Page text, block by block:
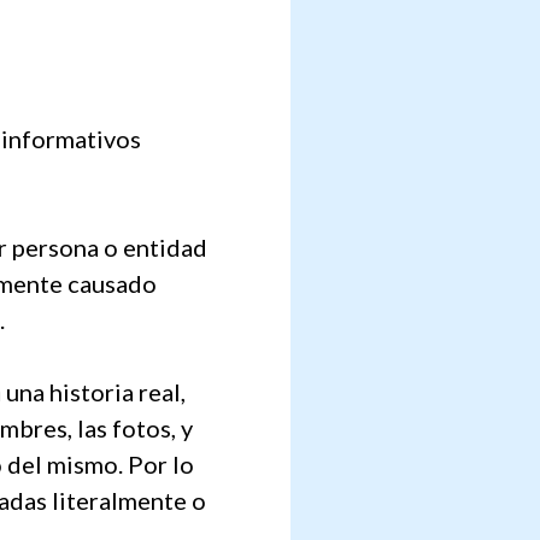
informativos
persona o entidad
causado
historia real,
las fotos, y
mismo. Por lo
literalmente o